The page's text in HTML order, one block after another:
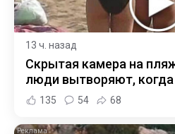
13 ч. назад
Скрытая камера на
люди вытворяют, когда
135 54 68